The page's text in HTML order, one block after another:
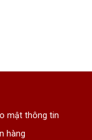
mật thông tin
hàng